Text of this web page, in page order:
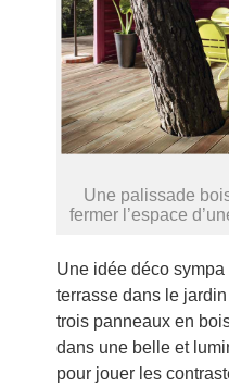
Une palissade
fermer l’espace
Une idée déco
terrasse dans le
trois panneaux en
dans une belle et
pour jouer les